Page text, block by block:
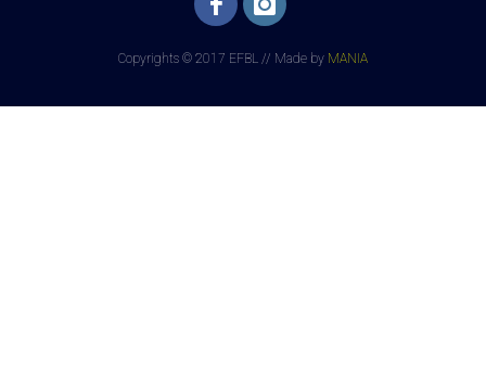
Copyrights © 2017 EFBL // Made by MANIA